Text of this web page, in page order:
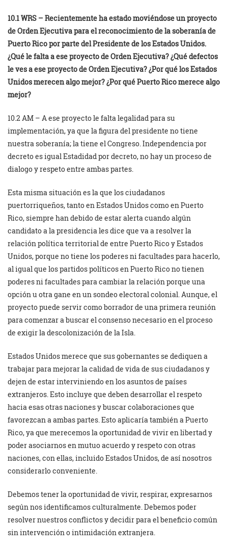
10.1 WRS – Recientemente ha estado moviéndose un proyecto
de Orden Ejecutiva para el reconocimiento de la soberanía de
Puerto Rico por parte del Presidente de los Estados Unidos.
¿Qué le falta a ese proyecto de Orden Ejecutiva? ¿Qué defectos
le ves a ese proyecto de Orden Ejecutiva? ¿Por qué los Estados
Unidos merecen algo mejor? ¿Por qué Puerto Rico merece algo
mejor?
10.2 AM – A ese proyecto le falta legalidad para su
implementación, ya que la figura del presidente no tiene
nuestra soberanía; la tiene el Congreso. Independencia por
decreto es igual Estadidad por decreto, no hay un proceso de
dialogo y respeto entre ambas partes.
Esta misma situación es la que los ciudadanos
puertorriqueños, tanto en Estados Unidos como en Puerto
Rico, siempre han debido de estar alerta cuando algún
candidato a la presidencia les dice que va a resolver la
relación política territorial de entre Puerto Rico y Estados
Unidos, porque no tiene los poderes ni facultades para hacerlo,
al igual que los partidos políticos en Puerto Rico no tienen
poderes ni facultades para cambiar la relación porque una
opción u otra gane en un sondeo electoral colonial. Aunque, el
proyecto puede servir como borrador de una primera reunión
para comenzar a buscar el consenso necesario en el proceso
de exigir la descolonización de la Isla.
Estados Unidos merece que sus gobernantes se dediquen a
trabajar para mejorar la calidad de vida de sus ciudadanos y
dejen de estar interviniendo en los asuntos de países
extranjeros. Esto incluye que deben desarrollar el respeto
hacia esas otras naciones y buscar colaboraciones que
favorezcan a ambas partes. Esto aplicaría también a Puerto
Rico, ya que merecemos la oportunidad de vivir en libertad y
poder asociarnos en mutuo acuerdo y respeto con otras
naciones, con ellas, incluido Estados Unidos, de así nosotros
considerarlo conveniente.
Debemos tener la oportunidad de vivir, respirar, expresarnos
según nos identificamos culturalmente. Debemos poder
resolver nuestros conflictos y decidir para el beneficio común
sin intervención o intimidación extranjera.